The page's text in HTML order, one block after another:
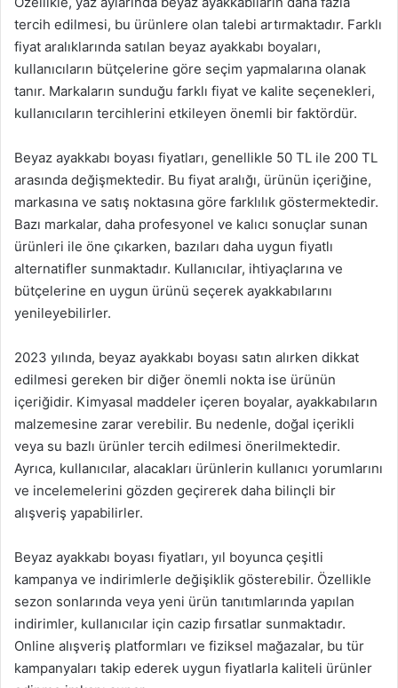
tercih edilmesi, bu ürünlere olan talebi artırmaktadır. Farklı
fiyat aralıklarında satılan beyaz ayakkabı boyaları,
kullanıcıların bütçelerine göre seçim yapmalarına olanak
tanır. Markaların sunduğu farklı fiyat ve kalite seçenekleri,
kullanıcıların tercihlerini etkileyen önemli bir faktördür.
Beyaz ayakkabı boyası fiyatları, genellikle 50 TL ile 200 TL
arasında değişmektedir. Bu fiyat aralığı, ürünün içeriğine,
markasına ve satış noktasına göre farklılık göstermektedir.
Bazı markalar, daha profesyonel ve kalıcı sonuçlar sunan
ürünleri ile öne çıkarken, bazıları daha uygun fiyatlı
alternatifler sunmaktadır. Kullanıcılar, ihtiyaçlarına ve
bütçelerine en uygun ürünü seçerek ayakkabılarını
yenileyebilirler.
2023 yılında, beyaz ayakkabı boyası satın alırken dikkat
edilmesi gereken bir diğer önemli nokta ise ürünün
içeriğidir. Kimyasal maddeler içeren boyalar, ayakkabıların
malzemesine zarar verebilir. Bu nedenle, doğal içerikli
veya su bazlı ürünler tercih edilmesi önerilmektedir.
Ayrıca, kullanıcılar, alacakları ürünlerin kullanıcı yorumlarını
ve incelemelerini gözden geçirerek daha bilinçli bir
alışveriş yapabilirler.
Beyaz ayakkabı boyası fiyatları, yıl boyunca çeşitli
kampanya ve indirimlerle değişiklik gösterebilir. Özellikle
sezon sonlarında veya yeni ürün tanıtımlarında yapılan
indirimler, kullanıcılar için cazip fırsatlar sunmaktadır.
Online alışveriş platformları ve fiziksel mağazalar, bu tür
kampanyaları takip ederek uygun fiyatlarla kaliteli ürünler